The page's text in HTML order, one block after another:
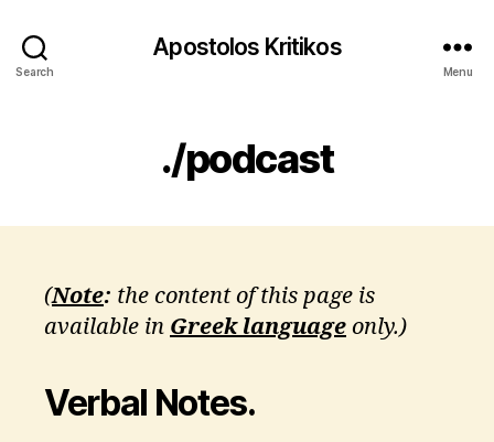
Search
Apostolos Kritikos
Menu
./podcast
(Note: the content of this page is
available in Greek language only.)
Verbal Notes.